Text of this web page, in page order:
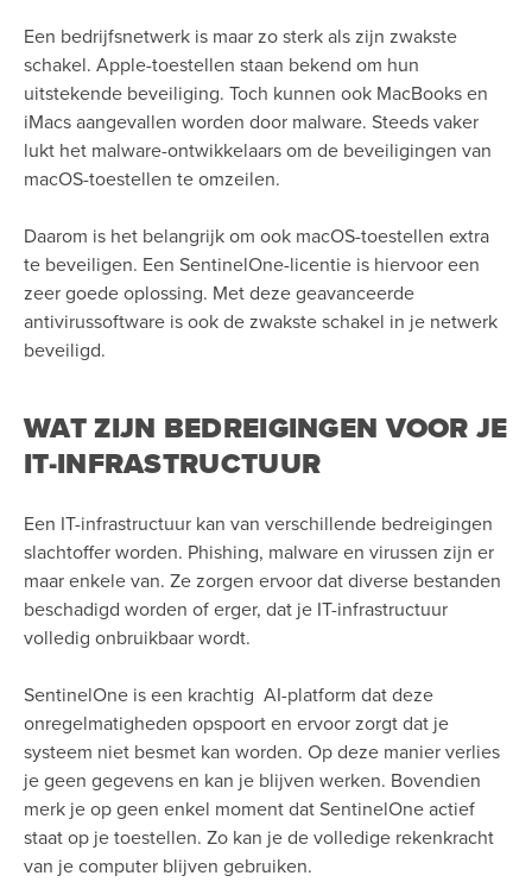
Een bedrijfsnetwerk is maar zo sterk als zijn zwakste
schakel. Apple-toestellen staan bekend om hun
uitstekende beveiliging. Toch kunnen ook MacBooks en
iMacs aangevallen worden door malware. Steeds vaker
lukt het malware-ontwikkelaars om de beveiligingen van
macOS-toestellen te omzeilen.
Daarom is het belangrijk om ook macOS-toestellen extra
te beveiligen. Een SentinelOne-licentie is hiervoor een
zeer goede oplossing. Met deze geavanceerde
antivirussoftware is ook de zwakste schakel in je netwerk
beveiligd.
WAT ZIJN BEDREIGINGEN VOOR JE
IT-INFRASTRUCTUUR
Een IT-infrastructuur kan van verschillende bedreigingen
slachtoffer worden. Phishing, malware en virussen zijn er
maar enkele van. Ze zorgen ervoor dat diverse bestanden
beschadigd worden of erger, dat je IT-infrastructuur
volledig onbruikbaar wordt.
SentinelOne is een krachtig AI-platform dat deze
onregelmatigheden opspoort en ervoor zorgt dat je
systeem niet besmet kan worden. Op deze manier verlies
je geen gegevens en kan je blijven werken. Bovendien
merk je op geen enkel moment dat SentinelOne actief
staat op je toestellen. Zo kan je de volledige rekenkracht
van je computer blijven gebruiken.